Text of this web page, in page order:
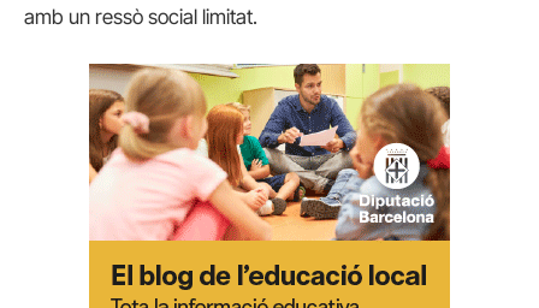
amb un ressò social limitat.